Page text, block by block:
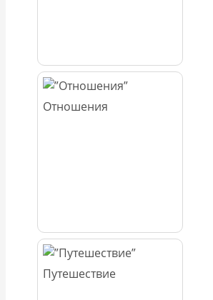
Отношения
Путешествие